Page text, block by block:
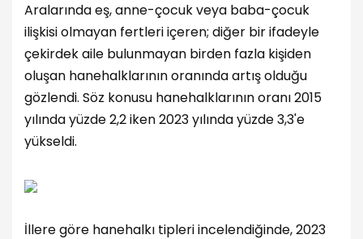
Aralarında eş, anne-çocuk veya baba-çocuk
ilişkisi olmayan fertleri içeren; diğer bir ifadeyle
çekirdek aile bulunmayan birden fazla kişiden
oluşan hanehalklarının oranında artış olduğu
gözlendi. Söz konusu hanehalklarının oranı 2015
yılında yüzde 2,2 iken 2023 yılında yüzde 3,3'e
yükseldi.
İllere göre hanehalkı tipleri incelendiğinde, 2023